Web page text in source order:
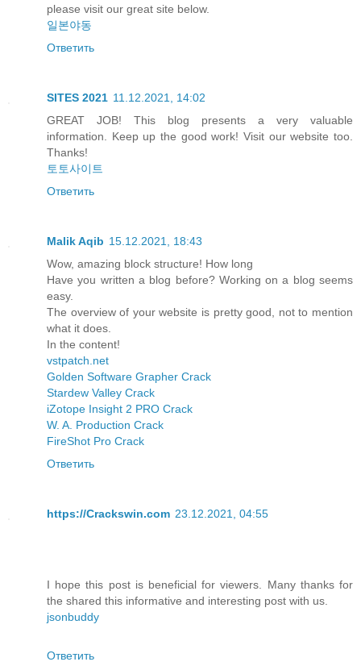
please visit our great site below.
일본야동
Ответить
SITES 2021 11.12.2021, 14:02
GREAT JOB! This blog presents a very valuable
information. Keep up the good work! Visit our website too.
Thanks!
토토사이트
Ответить
Malik Aqib 15.12.2021, 18:43
Wow, amazing block structure! How long
Have you written a blog before? Working on a blog seems
easy.
The overview of your website is pretty good, not to mention
what it does.
In the content!
vstpatch.net
Golden Software Grapher Crack
Stardew Valley Crack
iZotope Insight 2 PRO Crack
W. A. Production Crack
FireShot Pro Crack
Ответить
https://Crackswin.com 23.12.2021, 04:55
I hope this post is beneficial for viewers. Many thanks for
the shared this informative and interesting post with us.
jsonbuddy
Ответить